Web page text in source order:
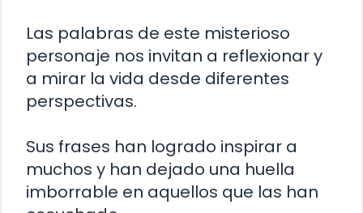
Las palabras de este misterioso
personaje nos invitan a reflexionar y
a mirar la vida desde diferentes
perspectivas.
Sus frases han logrado inspirar a
muchos y han dejado una huella
imborrable en aquellos que las han